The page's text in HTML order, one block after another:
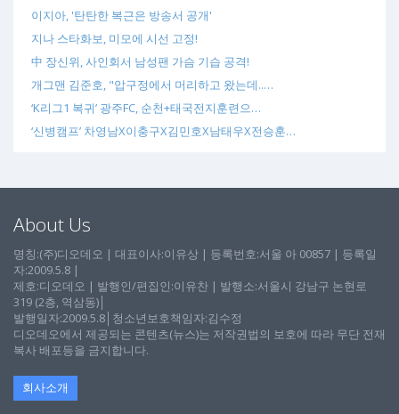
이지아, '탄탄한 복근은 방송서 공개'
지나 스타화보, 미모에 시선 고정!
中 장신위, 사인회서 남성팬 가슴 기습 공격!
개그맨 김준호, "압구정에서 머리하고 왔는데..…
‘K리그1 복귀’ 광주FC, 순천+태국전지훈련으…
‘신병캠프’ 차영남X이충구X김민호X남태우X전승훈…
About Us
명칭:(주)디오데오 | 대표이사:이유상 | 등록번호:서울 아 00857 | 등록일
자:2009.5.8 |
제호:디오데오 | 발행인/편집인:이유찬 | 발행소:서울시 강남구 논현로
319 (2층, 역삼동)│
발행일자:2009.5.8│청소년보호책임자:김수정
디오데오에서 제공되는 콘텐츠(뉴스)는 저작권법의 보호에 따라 무단 전재
복사 배포등을 금지합니다.
회사소개